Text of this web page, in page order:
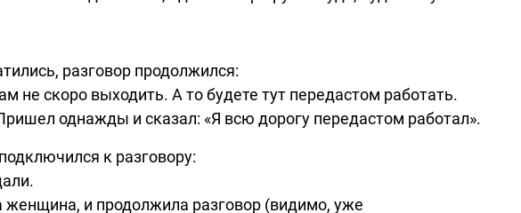
разговор продолжился:
не скоро выходить. А то будете тут передастом работать.
однажды и сказал: «Я всю дорогу передастом работал».
к разговору:
женщина, и продолжила разговор (видимо, уже